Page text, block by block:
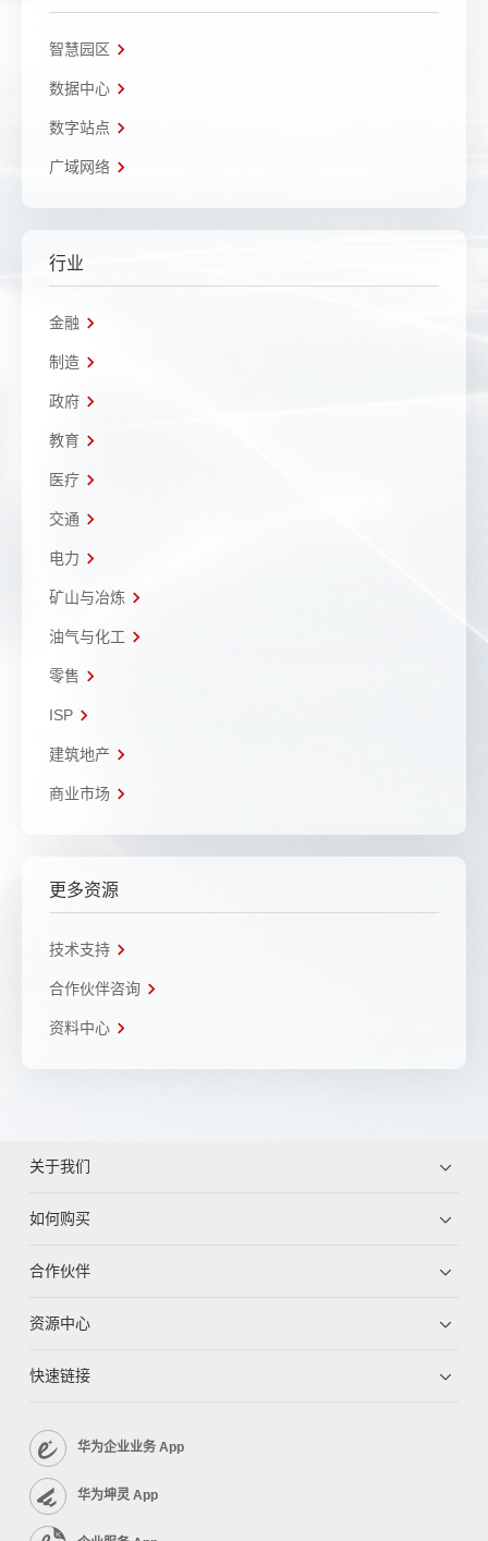
智慧园区
数据中心
数字站点
广域网络
行业
金融
制造
政府
教育
医疗
交通
电力
矿山与冶炼
油气与化工
零售
ISP
建筑地产
商业市场
更多资源
技术支持
合作伙伴咨询
资料中心
关于我们
如何购买
合作伙伴
资源中心
快速链接
华为企业业务 App
华为坤灵 App